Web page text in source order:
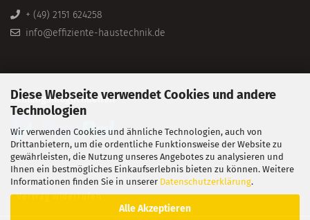
Diese Webseite verwendet Cookies und andere
Technologien
Wir verwenden Cookies und ähnliche Technologien, auch von
Drittanbietern, um die ordentliche Funktionsweise der Website zu
gewährleisten, die Nutzung unseres Angebotes zu analysieren und
Ihnen ein bestmögliches Einkaufserlebnis bieten zu können. Weitere
Informationen finden Sie in unserer Datenschutzerklärung.
Alle Akzeptieren
+ (49) 2151 624258
info@effiziente-haustechnik.de
Zahlungsmöglichkeiten
Vertrag widerrufen